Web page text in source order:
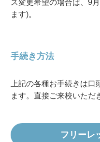
ス変更希望の場合は、9
ます)。
手続き方法
上記の各種お手続きは
ます。直接ご来校いただ
フリーレ